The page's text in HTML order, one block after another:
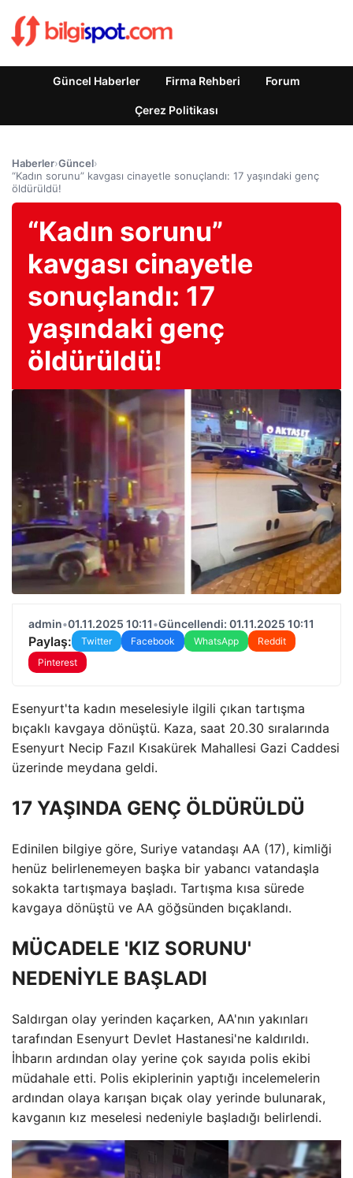
Güncel Haberler Firma Rehberi Forum
Çerez Politikası
Haberler›Güncel›
“Kadın sorunu” kavgası cinayetle sonuçlandı: 17 yaşındaki genç
öldürüldü!
“Kadın sorunu”
kavgası cinayetle
sonuçlandı: 17
yaşındaki genç
öldürüldü!
admin•01.11.2025 10:11•Güncellendi: 01.11.2025 10:11
Paylaş: Twitter Facebook WhatsApp
Reddit
Pinterest
Esenyurt'ta kadın meselesiyle ilgili çıkan tartışma
bıçaklı kavgaya dönüştü. Kaza, saat 20.30 sıralarında
Esenyurt Necip Fazıl Kısakürek Mahallesi Gazi Caddesi
üzerinde meydana geldi.
17 YAŞINDA GENÇ ÖLDÜRÜLDÜ
Edinilen bilgiye göre, Suriye vatandaşı AA (17), kimliği
henüz belirlenemeyen başka bir yabancı vatandaşla
sokakta tartışmaya başladı. Tartışma kısa sürede
kavgaya dönüştü ve AA göğsünden bıçaklandı.
MÜCADELE 'KIZ SORUNU'
NEDENİYLE BAŞLADI
Saldırgan olay yerinden kaçarken, AA'nın yakınları
tarafından Esenyurt Devlet Hastanesi'ne kaldırıldı.
İhbarın ardından olay yerine çok sayıda polis ekibi
müdahale etti. Polis ekiplerinin yaptığı incelemelerin
ardından olaya karışan bıçak olay yerinde bulunarak,
kavganın kız meselesi nedeniyle başladığı belirlendi.